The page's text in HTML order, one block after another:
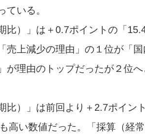
ている。
比）」は＋0.7ポイントの「
売上減少の理由」の１位が「
が理由のトップだったが２位
）」は前回より＋2.7ポイン
高い数値だった。「採算（経